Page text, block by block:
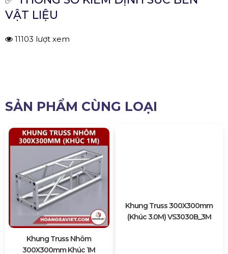
11103 lượt xem
Khung Truss Nhôm
300X300mm Khúc 1M
Khung Truss 300X300mm